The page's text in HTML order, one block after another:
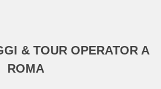
& TOUR OPERATOR A
ROMA